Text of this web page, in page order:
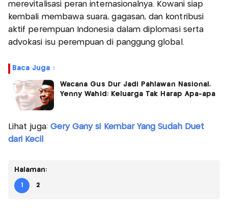
merevitalisasi peran internasionalnya. Kowani siap
kembali membawa suara, gagasan, dan kontribusi
aktif perempuan Indonesia dalam diplomasi serta
advokasi isu perempuan di panggung global.
Baca Juga :
Wacana Gus Dur Jadi Pahlawan Nasional,
Yenny Wahid: Keluarga Tak Harap Apa-apa
Lihat juga: Gery Gany si Kembar Yang Sudah Duet
dari Kecil
Halaman:
1 2